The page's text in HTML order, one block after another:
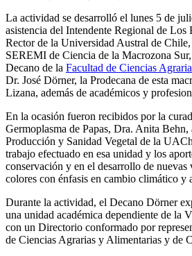
La actividad se desarrolló el lunes 5 de
asistencia del Intendente Regional de Los
Rector de la Universidad Austral de
SEREMI de Ciencia de la Macrozona
Decano de la Facultad de Ciencias
Dr. José Dörner, la Prodecana de esta
Lizana, además de académicos y
En la ocasión fueron recibidos por la
Germoplasma de Papas, Dra. Anita
Producción y Sanidad Vegetal de la
trabajo efectuado en esa unidad y los
conservación y en el desarrollo de nuevas
colores con énfasis en cambio climático y
Durante la actividad, el Decano Dörner
una unidad académica dependiente de la
con un Directorio conformado por
de Ciencias Agrarias y Alimentarias y de